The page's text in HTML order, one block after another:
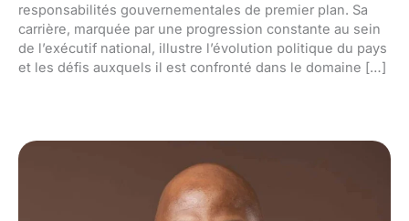
responsabilités gouvernementales de premier plan. Sa
carrière, marquée par une progression constante au sein
de l’exécutif national, illustre l’évolution politique du pays
et les défis auxquels il est confronté dans le domaine […]